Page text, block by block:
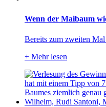
Wenn der Maibaum
Bereits zum zweiten
+ Mehr lesen